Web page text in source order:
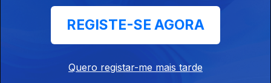
REGISTE-SE AGORA
Quero registar-me mais tarde